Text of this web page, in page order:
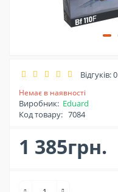
Відгуків: 0
Немає в наявності
Виробник: Eduard
Код товару: 7084
1 385грн.